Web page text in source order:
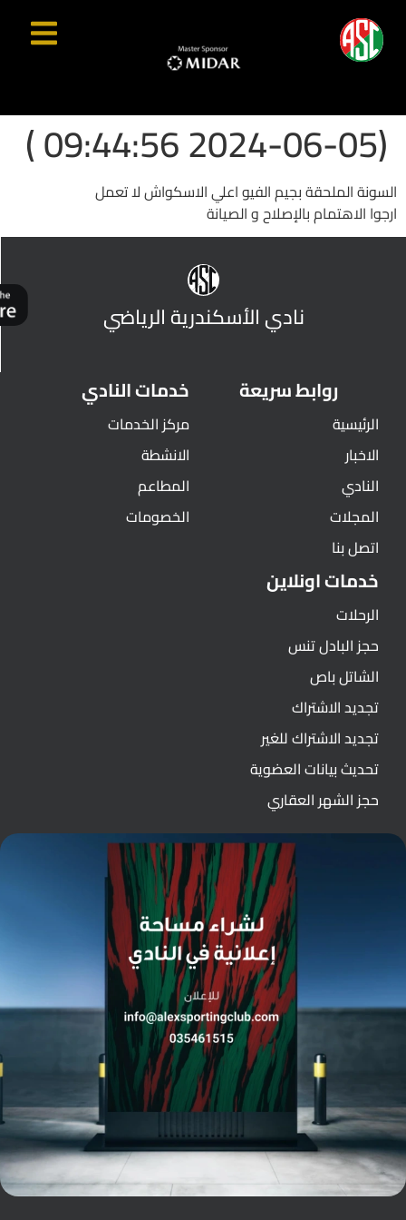
(2024-06-05 09:44:56 )
السونة الملحقة بجيم الفيو اعلي الاسكواش لا تعمل
ارجوا الاهتمام بالإصلاح و الصيانة
نادي الأسكندرية الرياضي
روابط سريعة
الرئيسية
الاخبار
النادي
المجلات
اتصل بنا
خدمات النادي
مركز الخدمات
الانشطة
المطاعم
الخصومات
خدمات اونلاين
الرحلات
حجز البادل تنس
الشاتل باص
تجديد الاشتراك
تجديد الاشتراك للغير
تحديث بيانات العضوية
حجز الشهر العقاري